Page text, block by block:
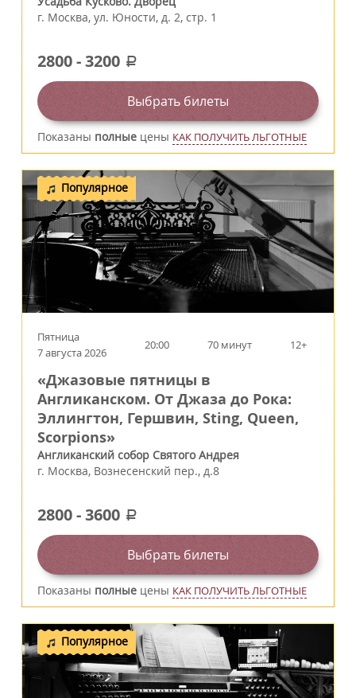
г. Москва, ул. Юности, д. 2, стр. 1
2800-3200 a
Выбрать билеты
Показаны полные цены КАК ПОЛУЧИТЬ ЛЬГОТНЫЕ
Популярное
Пятница
7 августа 2026
20:00 70 минут 12+
«Джазовые пятницы в
Англиканском. От Джаза до Рока:
Эллингтон, Гершвин, Sting, Queen,
Scorpions»
Англиканский собор Святого Андрея
г. Москва, Вознесенский пер., д.8
2800-3600 a
Выбрать билеты
Показаны полные цены КАК ПОЛУЧИТЬ ЛЬГОТНЫЕ
Популярное